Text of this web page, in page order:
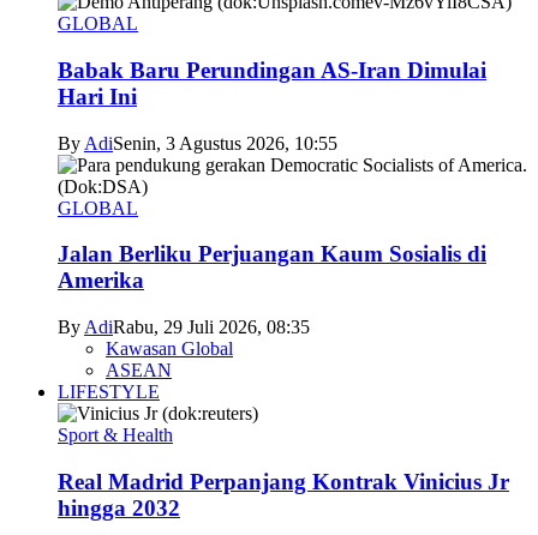
GLOBAL
Babak Baru Perundingan AS-Iran Dimulai
Hari Ini
By AdiSenin, 3 Agustus 2026, 10:55
GLOBAL
Jalan Berliku Perjuangan Kaum Sosialis di
Amerika
By AdiRabu, 29 Juli 2026, 08:35
Kawasan Global
ASEAN
LIFESTYLE
Sport & Health
Real Madrid Perpanjang Kontrak Vinicius Jr
hingga 2032